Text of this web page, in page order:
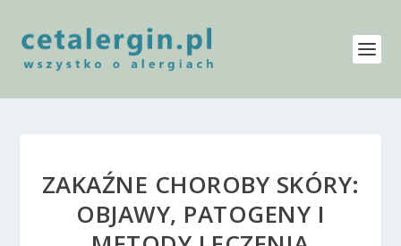
ZAKAŹNE CHOROBY SKÓRY:
OBJAWY, PATOGENY I